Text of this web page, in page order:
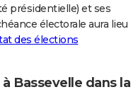
présidentielle) et ses
électorale aura lieu
des élections
Bassevelle dans la